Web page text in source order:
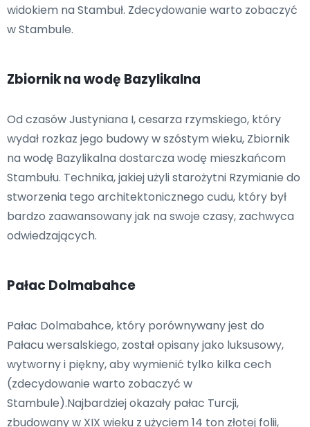
widokiem na Stambuł. Zdecydowanie warto zobaczyć
w Stambule.
Zbiornik na wodę Bazylikalna
Od czasów Justyniana I, cesarza rzymskiego, który
wydał rozkaz jego budowy w szóstym wieku, Zbiornik
na wodę Bazylikalna dostarcza wodę mieszkańcom
Stambułu. Technika, jakiej użyli starożytni Rzymianie do
stworzenia tego architektonicznego cudu, który był
bardzo zaawansowany jak na swoje czasy, zachwyca
odwiedzających.
Pałac Dolmabahce
Pałac Dolmabahce, który porównywany jest do
Pałacu wersalskiego, został opisany jako luksusowy,
wytworny i piękny, aby wymienić tylko kilka cech
(zdecydowanie warto zobaczyć w
Stambule).Najbardziej okazały pałac Turcji,
zbudowany w XIX wieku z użyciem 14 ton złotej folii,